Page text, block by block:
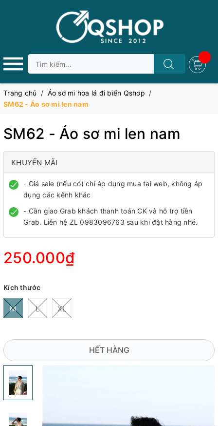
Trang chủ / Áo sơ mi hoa lá đi biển Qshop /
SM62 - Áo sơ mi len nam
SM62 - Áo sơ mi len nam
KHUYẾN MÃI
- Giá sale (nếu có) chỉ áp dụng mua tại web, không áp
dụng các kênh khác
- Cần giao Grab khách thanh toán CK và hỗ trợ tiền
Grab. Liên hệ ZL 0983096763 sau khi đặt hàng nhé.
250.000₫
Kích thước
M L XL
HẾT HÀNG